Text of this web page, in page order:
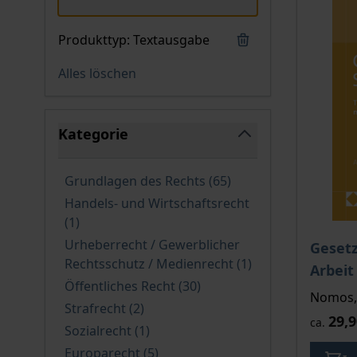
Produkttyp Textausgabe
Alles löschen
Kategorie
Grundlagen des Rechts (65verfügbare Produkte
)
Handels- und Wirtschaftsrecht
(1verfügbare Produkte
)
Urheberrecht / Gewerblicher
Rechtsschutz / Medienrecht (1verfügbare
)
Öffentliches Recht (30verfügbare Produkte
)
Strafrecht (2verfügbare Produkte
)
Sozialrecht (1verfügbare Produkte
)
Europarecht (5verfügbare Produkte
)
Arbeit
ca.